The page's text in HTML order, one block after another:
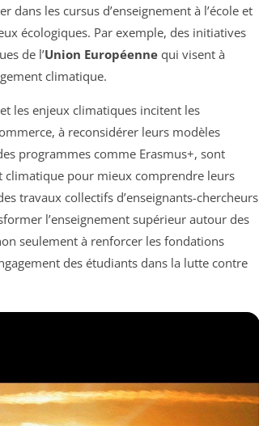
les cursus d’enseignement à l’école et
écologiques. Par exemple, des initiatives
de l’Union Européenne qui visent à
climatique.
et les enjeux climatiques incitent les
à reconsidérer leurs modèles
programmes comme Erasmus+, sont
climatique pour mieux comprendre leurs
travaux collectifs d’enseignants-chercheurs
l’enseignement supérieur autour des
seulement à renforcer les fondations
des étudiants dans la lutte contre